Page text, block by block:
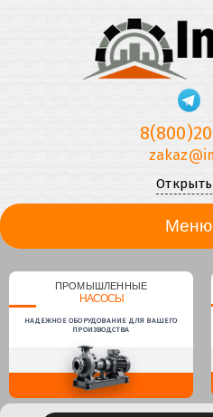
Меню
ПРОМЫШЛЕННЫЕ
НАСОСЫ
НАДЕЖНОЕ ОБОРУДОВАНИЕ ДЛЯ ВАШЕГО
ПРОИЗВОДСТВА